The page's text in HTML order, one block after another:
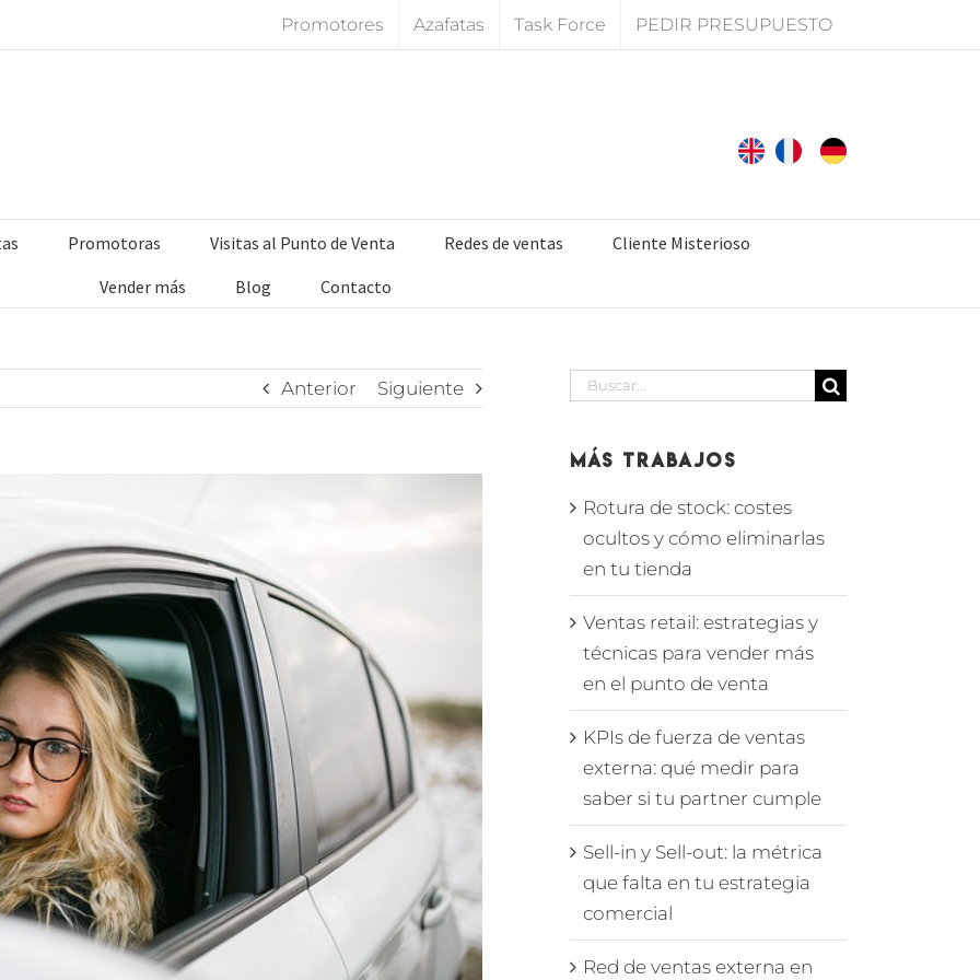
Promotores Azafatas Task Force PEDIR PRESUPUESTO
Promotoras Visitas al Punto de Venta Redes de ventas
Cliente Misterioso
Vender más
Blog Contacto
Anterior Siguiente Buscar:
Más Trabajos
Rotura de stock: costes
ocultos y cómo eliminarlas
en tu tienda
Ventas retail: estrategias y
técnicas para vender más
en el punto de venta
KPIs de fuerza de ventas
externa: qué medir para
saber si tu partner cumple
Sell-in y Sell-out: la métrica
que falta en tu estrategia
comercial
Red de ventas externa en